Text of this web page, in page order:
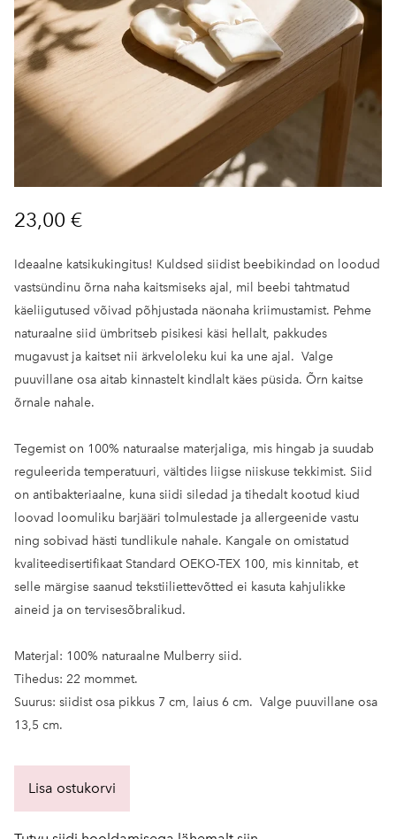
23,00 €
Ideaalne katsikukingitus! Kuldsed siidist beebikindad on loodud
vastsündinu õrna naha kaitsmiseks ajal, mil beebi tahtmatud
käeliigutused võivad põhjustada näonaha kriimustamist. Pehme
naturaalne siid ümbritseb pisikesi käsi hellalt, pakkudes
mugavust ja kaitset nii ärkveloleku kui ka une ajal. Valge
puuvillane osa aitab kinnastelt kindlalt käes püsida. Õrn kaitse
õrnale nahale.
Tegemist on 100% naturaalse materjaliga, mis hingab ja suudab
reguleerida temperatuuri, vältides liigse niiskuse tekkimist. Siid
on antibakteriaalne, kuna siidi siledad ja tihedalt kootud kiud
loovad loomuliku barjääri tolmulestade ja allergeenide vastu
ning sobivad hästi tundlikule nahale. Kangale on omistatud
kvaliteedisertifikaat Standard OEKO-TEX 100, mis kinnitab, et
selle märgise saanud tekstiiliettevõtted ei kasuta kahjulikke
aineid ja on tervisesõbralikud.
Materjal: 100% naturaalne Mulberry siid.
Tihedus: 22 mommet.
Suurus: siidist osa pikkus 7 cm, laius 6 cm. Valge puuvillane osa
13,5 cm.
Lisa ostukorvi